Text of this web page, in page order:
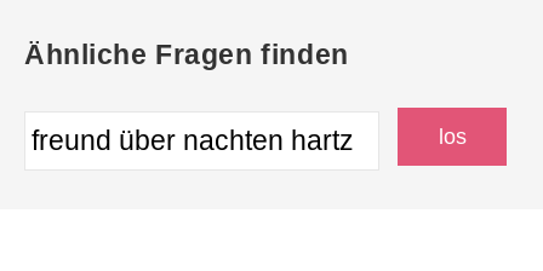
Ähnliche Fragen finden